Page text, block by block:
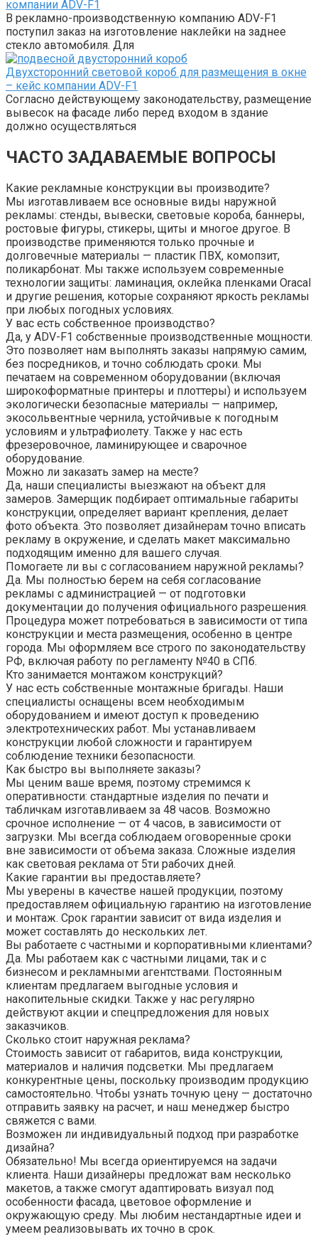
компании ADV-F1
В рекламно-производственную компанию ADV-F1
поступил заказ на изготовление наклейки на заднее
стекло автомобиля. Для
Двухсторонний световой короб для размещения в окне
– кейс компании ADV-F1
Согласно действующему законодательству, размещение
вывесок на фасаде либо перед входом в здание
должно осуществляться
ЧАСТО ЗАДАВАЕМЫЕ ВОПРОСЫ
Какие рекламные конструкции вы производите?
Мы изготавливаем все основные виды наружной
рекламы: стенды, вывески, световые короба, баннеры,
ростовые фигуры, стикеры, щиты и многое другое. В
производстве применяются только прочные и
долговечные материалы — пластик ПВХ, комопзит,
поликарбонат. Мы также используем современные
технологии защиты: ламинация, оклейка пленками Oracal
и другие решения, которые сохраняют яркость рекламы
при любых погодных условиях.
У вас есть собственное производство?
Да, у ADV-F1 собственные производственные мощности.
Это позволяет нам выполнять заказы напрямую самим,
без посредников, и точно соблюдать сроки. Мы
печатаем на современном оборудовании (включая
широкоформатные принтеры и плоттеры) и используем
экологически безопасные материалы — например,
экосольвентные чернила, устойчивые к погодным
условиям и ультрафиолету. Также у нас есть
фрезеровочное, ламинирующее и сварочное
оборудование.
Можно ли заказать замер на месте?
Да, наши специалисты выезжают на объект для
замеров. Замерщик подбирает оптимальные габариты
конструкции, определяет вариант крепления, делает
фото объекта. Это позволяет дизайнерам точно вписать
рекламу в окружение, и сделать макет максимально
подходящим именно для вашего случая.
Помогаете ли вы с согласованием наружной рекламы?
Да. Мы полностью берем на себя согласование
рекламы с администрацией — от подготовки
документации до получения официального разрешения.
Процедура может потребоваться в зависимости от типа
конструкции и места размещения, особенно в центре
города. Мы оформляем все строго по законодательству
РФ, включая работу по регламенту №40 в СПб.
Кто занимается монтажом конструкций?
У нас есть собственные монтажные бригады. Наши
специалисты оснащены всем необходимым
оборудованием и имеют доступ к проведению
электротехнических работ. Мы устанавливаем
конструкции любой сложности и гарантируем
соблюдение техники безопасности.
Как быстро вы выполняете заказы?
Мы ценим ваше время, поэтому стремимся к
оперативности: стандартные изделия по печати и
табличкам изготавливаем за 48 часов. Возможно
срочное исполнение — от 4 часов, в зависимости от
загрузки. Мы всегда соблюдаем оговоренные сроки
вне зависимости от объема заказа. Сложные изделия
как световая реклама от 5ти рабочих дней.
Какие гарантии вы предоставляете?
Мы уверены в качестве нашей продукции, поэтому
предоставляем официальную гарантию на изготовление
и монтаж. Срок гарантии зависит от вида изделия и
может составлять до нескольких лет.
Вы работаете с частными и корпоративными клиентами?
Да. Мы работаем как с частными лицами, так и с
бизнесом и рекламными агентствами. Постоянным
клиентам предлагаем выгодные условия и
накопительные скидки. Также у нас регулярно
действуют акции и спецпредложения для новых
заказчиков.
Сколько стоит наружная реклама?
Стоимость зависит от габаритов, вида конструкции,
материалов и наличия подсветки. Мы предлагаем
конкурентные цены, поскольку производим продукцию
самостоятельно. Чтобы узнать точную цену — достаточно
отправить заявку на расчет, и наш менеджер быстро
свяжется с вами.
Возможен ли индивидуальный подход при разработке
дизайна?
Обязательно! Мы всегда ориентируемся на задачи
клиента. Наши дизайнеры предложат вам несколько
макетов, а также смогут адаптировать визуал под
особенности фасада, цветовое оформление и
окружающую среду. Мы любим нестандартные идеи и
умеем реализовывать их точно в срок.